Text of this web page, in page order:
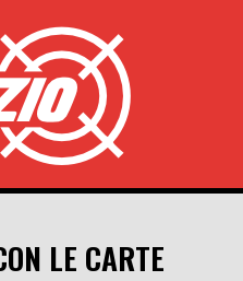
search account_circle
LE CARTE